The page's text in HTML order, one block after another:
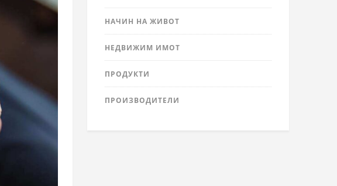
НАЧИН НА ЖИВОТ
НЕДВИЖИМ ИМОТ
ПРОДУКТИ
ПРОИЗВОДИТЕЛИ